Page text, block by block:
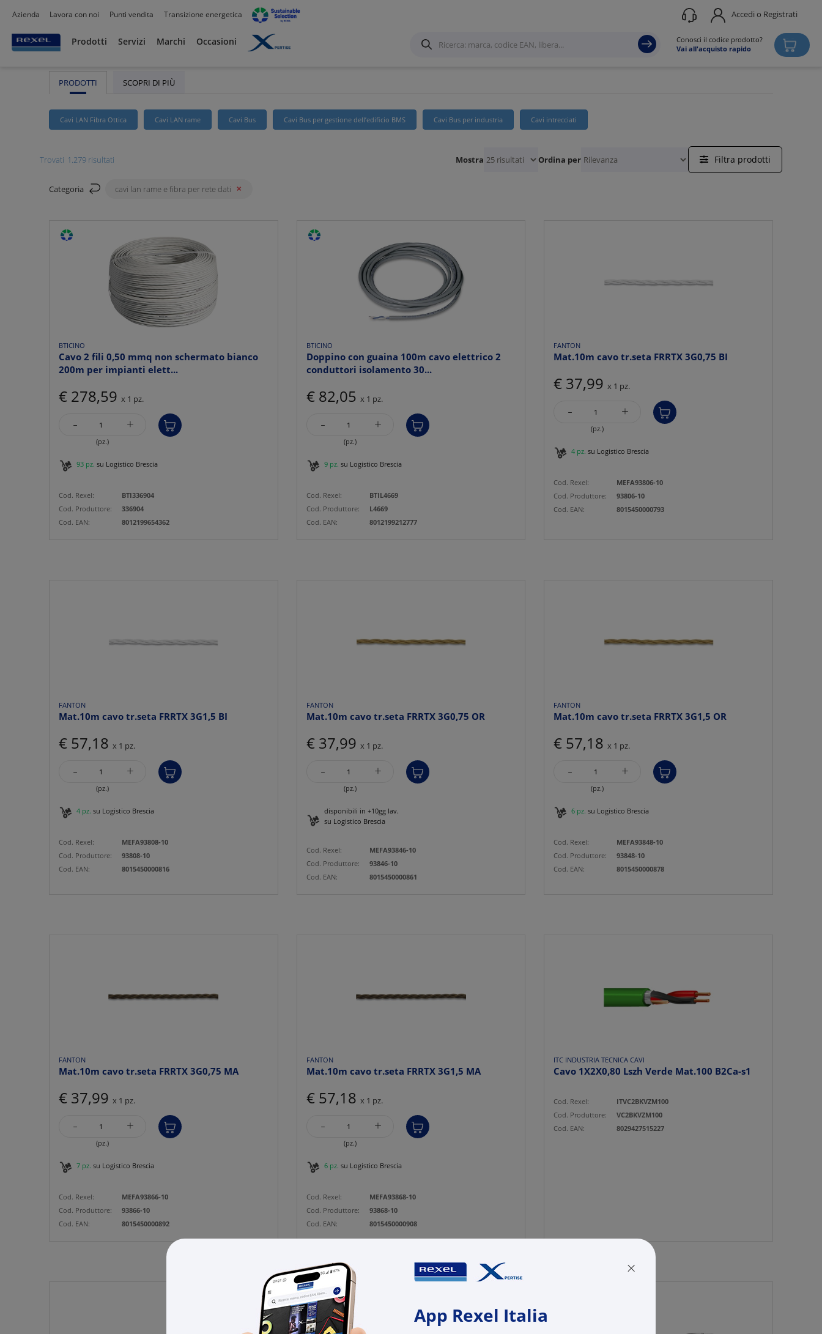
Azienda Lavora con noi Punti vendita Transizione energetica Accedi o Registrati
Prodotti Servizi Marchi Occasioni
Conosci il codice prodotto?
Vai all'acquisto rapido
×
App Rexel Italia
Cavi Lan rame e fibra per rete dati
PRODOTTI SCOPRI DI PIÙ
Cavi LAN Fibra Ottica Cavi LAN rame Cavi Bus Cavi Bus per gestione dell’edificio BMS Cavi Bus per industria Cavi intrecciati
Trovati 1.279 risultati Mostra Ordina per Filtra prodotti
Categoria cavi lan rame e fibra per rete dati
BTICINO
Cavo 2 fili 0,50 mmq non schermato bianco
200m per impianti elett...
€ 278,59 x 1 pz.
- +
(pz.)
93 pz. su Logistico Brescia
Cod. Rexel:
BTI336904
Cod. Produttore:
336904
Cod. EAN:
8012199654362
BTICINO
Doppino con guaina 100m cavo elettrico 2
conduttori isolamento 30...
€ 82,05 x 1 pz.
- +
(pz.)
9 pz. su Logistico Brescia
Cod. Rexel:
BTIL4669
Cod. Produttore:
L4669
Cod. EAN:
8012199212777
FANTON
Mat.10m cavo tr.seta FRRTX 3G0,75 BI
€ 37,99x 1 pz.
- +
(pz.)
4 pz. su Logistico Brescia
Cod. Rexel:
MEFA93806-10
Cod. Produttore:
93806-10
Cod. EAN:
8015450000793
FANTON
Mat.10m cavo tr.seta FRRTX 3G1,5 BI
€ 57,18 x 1 pz.
- +
(pz.)
4 pz. su Logistico Brescia
Cod. Rexel:
MEFA93808-10
Cod. Produttore:
93808-10
Cod. EAN:
8015450000816
FANTON
Mat.10m cavo tr.seta FRRTX 3G0,75 OR
€ 37,99 x 1 pz.
- +
(pz.)
disponibili in +10gg lav.
su Logistico Brescia
Cod. Rexel:
MEFA93846-10
Cod. Produttore:
93846-10
Cod. EAN:
8015450000861
FANTON
Mat.10m cavo tr.seta FRRTX 3G1,5 OR
€ 57,18x 1 pz.
- +
(pz.)
6 pz. su Logistico Brescia
Cod. Rexel:
MEFA93848-10
Cod. Produttore:
93848-10
Cod. EAN:
8015450000878
FANTON
Mat.10m cavo tr.seta FRRTX 3G0,75 MA
€ 37,99 x 1 pz.
- +
(pz.)
7 pz. su Logistico Brescia
Cod. Rexel:
MEFA93866-10
Cod. Produttore:
93866-10
Cod. EAN:
8015450000892
FANTON
Mat.10m cavo tr.seta FRRTX 3G1,5 MA
€ 57,18 x 1 pz.
- +
(pz.)
6 pz. su Logistico Brescia
Cod. Rexel:
MEFA93868-10
Cod. Produttore:
93868-10
Cod. EAN:
8015450000908
ITC INDUSTRIA TECNICA CAVI
Cavo 1X2X0,80 Lszh Verde Mat.100 B2Ca-s1
Cod. Rexel:
ITVC2BKVZM100
Cod. Produttore:
VC2BKVZM100
Cod. EAN:
8029427515227